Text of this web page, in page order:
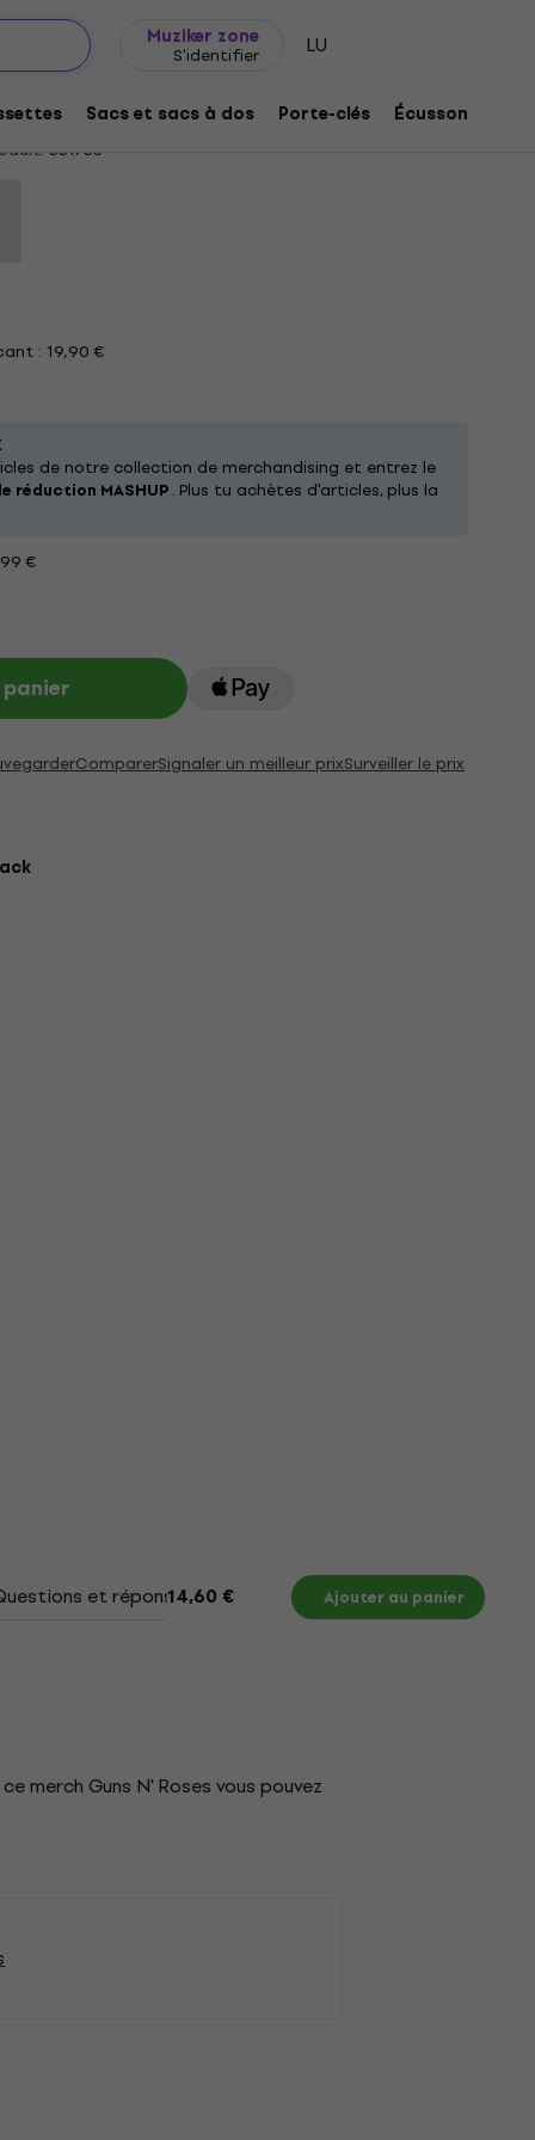
Muziker zone
S'identifier LU
Sacs et sacs à dos Porte-clés Écussons/
Logo Black L T-shirt
331733
: 19,90 €
de notre collection de merchandising et entrez le
réduction MASHUP. Plus tu achètes d'articles, plus la
€
ComparerSignaler un meilleur prixSurveiller le prix
et réponses Documents Tableau
14,60 € Ajouter au panier
merch Guns N' Roses vous pouvez